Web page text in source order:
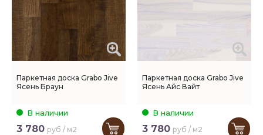
Паркетная доска Grabo Jive
Ясень Браун
В наличии
3 780 руб / м2
Паркетная доска Grabo Jive
Ясень Айс Вайт
В наличии
3 780 руб / м2